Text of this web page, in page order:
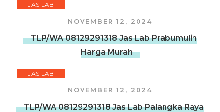
JAS LAB
NOVEMBER 12, 2024
TLP/WA 08129291318 Jas Lab Prabumulih
Harga Murah
JAS LAB
NOVEMBER 12, 2024
TLP/WA 08129291318 Jas Lab Palangka Raya